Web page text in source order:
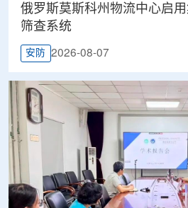
俄罗斯莫斯科州物流中心启
筛查系统
安防 2026-08-07